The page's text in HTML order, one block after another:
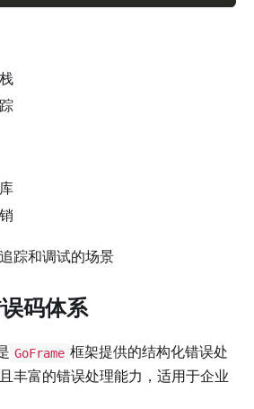
踪和调试的场景
码体系
GoFrame 框架提供的结构化错误处
丰富的错误处理能力，适用于企业